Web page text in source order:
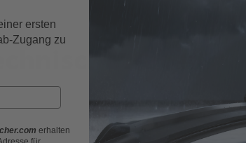
Daten
HEYNER Adapter SIDE
ersten
Zugang zu
erhalten